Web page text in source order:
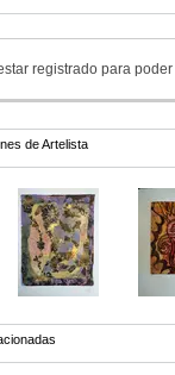
registrado para poder
de Artelista